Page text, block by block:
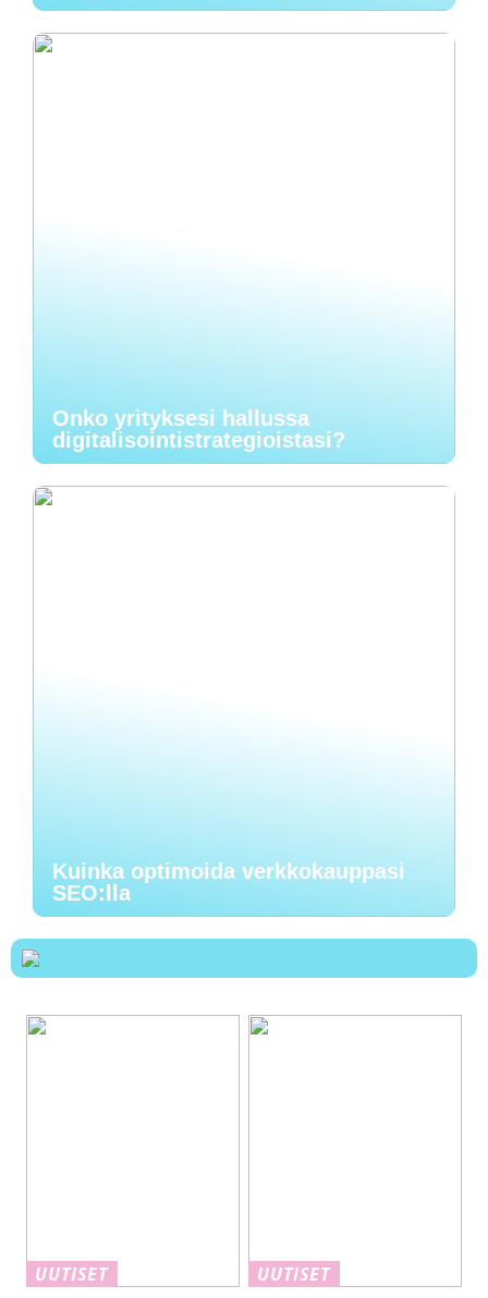
Onko yrityksesi hallussa
digitalisointistrategioistasi?
Kuinka optimoida verkkokauppasi
SEO:lla
UUTISET UUTISET